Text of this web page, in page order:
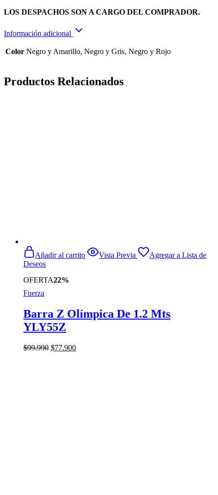
LOS DESPACHOS SON A CARGO DEL COMPRADOR.
Información adicional
Color Negro y Amarillo, Negro y Gris, Negro y Rojo
Productos Relacionados
OFERTA22%
Añadir al carrito Vista Previa
Agregar a Lista de
Deseos
Fuerza
Barra Z Olímpica De 1.2 Mts
YLY55Z
$99.990 El
$77.900El